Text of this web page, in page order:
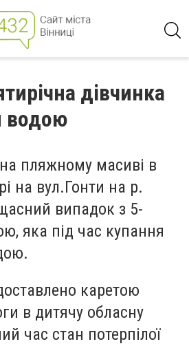
дівчинка
водою
пляжному масиві в
на вул.Гонти на р.
випадок з 5-
яка під час купання
каретою
в дитячу обласну
час стан потерпілої